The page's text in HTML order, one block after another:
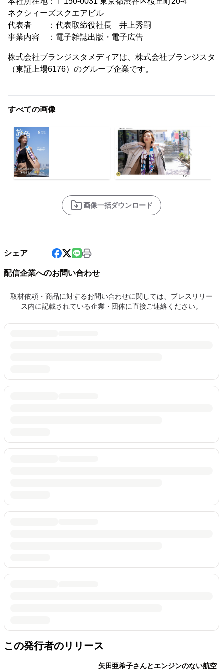
ネクシィーズスクエアビル
代表者 ：代表取締役社長 井上秀嗣
事業内容 ：電子雑誌出版・電子広告
株式会社ブランジスタメディアは、株式会社ブランジスタ
（東証上場6176）のグループ企業です。
すべての画像
画像一括ダウンロード
シェア
配信企業へのお問い合わせ
取材依頼・商品に対するお問い合わせに関しては、プレスリリー
ス内に記載されている企業・団体に直接ご連絡ください。
この発行者のリリース
矢田亜希子さんとエンジンのない航空